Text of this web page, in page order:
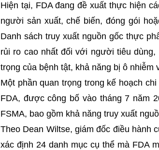
Hiện tại, FDA đang đề xuất thực hiện
người sản xuất, chế biến, đóng gói
Danh sách truy xuất nguồn gốc thực
rủi ro cao nhất đối với người tiêu
trọng của bệnh tật, khả năng bị ô nhiễm
Một phần quan trọng trong kế hoạch
FDA, được công bố vào tháng 7 năm
FSMA, bao gồm khả năng truy xuất
Theo Dean Wiltse, giám đốc điều hành
xác định 24 danh mục cụ thể mà FDA